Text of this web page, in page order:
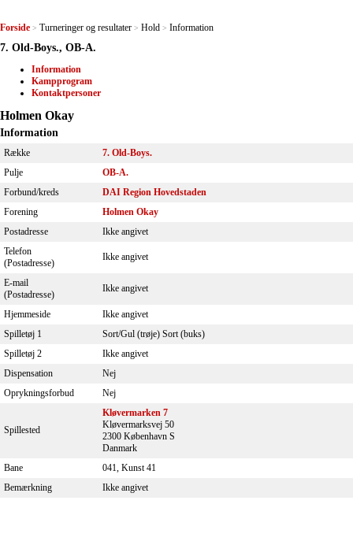
Forside > Turneringer og resultater > Hold > Information
7. Old-Boys., OB-A.
Information
Kampprogram
Kontaktpersoner
Holmen Okay
Information
Række
7. Old-Boys.
Pulje
OB-A.
Forbund/kreds
DAI Region Hovedstaden
Forening
Holmen Okay
Postadresse
Ikke angivet
Telefon
(Postadresse)
Ikke angivet
E-mail
(Postadresse)
Ikke angivet
Hjemmeside
Ikke angivet
Spilletøj 1
Sort/Gul (trøje) Sort (buks)
Spilletøj 2
Ikke angivet
Dispensation
Nej
Oprykningsforbud
Nej
Spillested
Kløvermarken 7
Kløvermarksvej 50
2300 København S
Danmark
Bane
041, Kunst 41
Bemærkning
Ikke angivet